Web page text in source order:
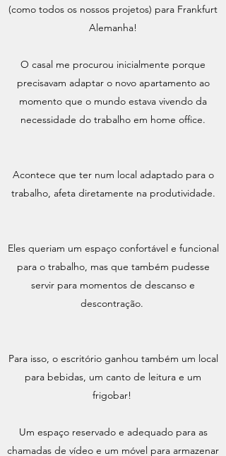
(como todos os nossos projetos) para Frankfurt
Alemanha!
O casal me procurou inicialmente porque
precisavam adaptar o novo apartamento ao
momento que o mundo estava vivendo da
necessidade do trabalho em home office.
Acontece que ter num local adaptado para o
trabalho, afeta diretamente na produtividade.
Eles queriam um espaço confortável e funcional
para o trabalho, mas que também pudesse
servir para momentos de descanso e
descontração.
Para isso, o escritório ganhou também um local
para bebidas, um canto de leitura e um
frigobar!
Um espaço reservado e adequado para as
chamadas de vídeo e um móvel para armazenar